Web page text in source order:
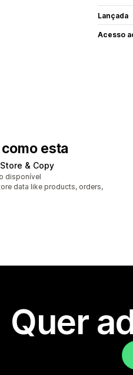
Lançada
Acesso
esta
& Copy
disponível
data like products, orders,
Quer